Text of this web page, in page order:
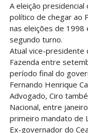
A eleição
político de chegar ao
nas eleições de 1998
segundo turno.
Atual vice-presidente
Fazenda entre
período final do
Fernando Henrique
Advogado, Ciro
Nacional, entre
primeiro mandato de
Ex-governador do